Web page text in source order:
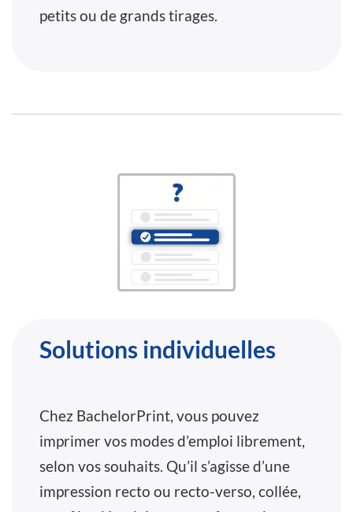
petits ou de grands tirages.
Solutions individuelles
Chez BachelorPrint, vous pouvez
imprimer vos modes d’emploi librement,
selon vos souhaits. Qu’il s’agisse d’une
impression recto ou recto-verso, collée,